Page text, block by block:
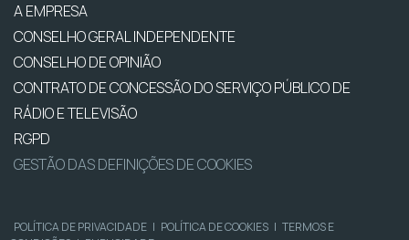
A EMPRESA
CONSELHO GERAL INDEPENDENTE
CONSELHO DE OPINIÃO
CONTRATO DE CONCESSÃO DO SERVIÇO PÚBLICO DE
RÁDIO E TELEVISÃO
RGPD
GESTÃO DAS DEFINIÇÕES DE COOKIES
POLÍTICA DE PRIVACIDADE | POLÍTICA DE COOKIES | TERMOS E